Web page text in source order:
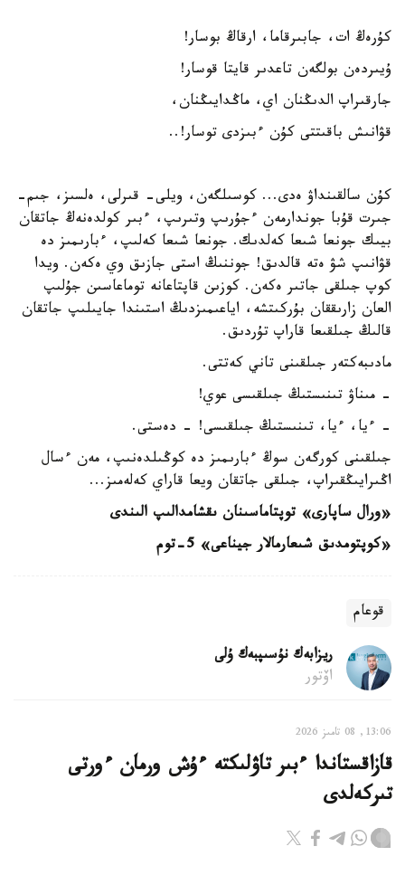
كۇرەڭ ات، جابىرقاما، ارقاڭ بوسار!
ۇيىردەن بولگەن تاعدىر قايتا قوسار!
جارقىراپ الدىڭنان اي، ماڭدايىڭنان،
قۋانىش باقىتتى كۇن ءبىزدى توسار!..
كۇن سالقىنداۋ ەدى... كوسىلگەن، ويلى- قىرلى، ەلسىز، جىم-
جىرت قۇبا جوندارمەن ءجۇرىپ وتىرىپ، ءبىر كولدەنەڭ جاتقان
بيىك جونعا شىعا كەلدىك. جونعا شىعا كەلىپ، ءبارىمىز دە
قۋانىپ شۋ ەتە قالدىق! جوننىڭ استى جازىق وي ەكەن. ويدا
كوپ جىلقى جاتىر ەكەن. كوزىن قاپتاعانە توماعاسىن جۇلىپ
العان زارىققان بۇركىتشە، اياعىمىزدىڭ استىندا جايىلىپ جاتقان
قالىڭ جىلقىعا قاراپ تۇردىق.
مادىبەكتەر جىلقىنى تاني كەتتى.
- مىناۋ تىنىستىڭ جىلقىسى عوي!
- ءيا، ءيا، تىنىستىڭ جىلقىسى! - دەستى.
جىلقىنى كورگەن سوڭ ءبارىمىز دە كوڭىلدەنىپ، مەن ءسال
اڭىرايىڭقىراپ، جىلقى جاتقان ويعا قاراي كەلەمىز...
«ورال ساپارى» توپتاماسىنان ىقشامدالىپ الىندى
«كوپتومدىق شىعارمالار جيناعى» 5-توم
قوعام
ريزابەك نۇسىپبەك ۇلى
اۆتور
13:06, 08 تامىز 2026
قازاقستاندا ءبىر تاۋلىكتە ءۇش ورمان ءورتى
تىركەلدى